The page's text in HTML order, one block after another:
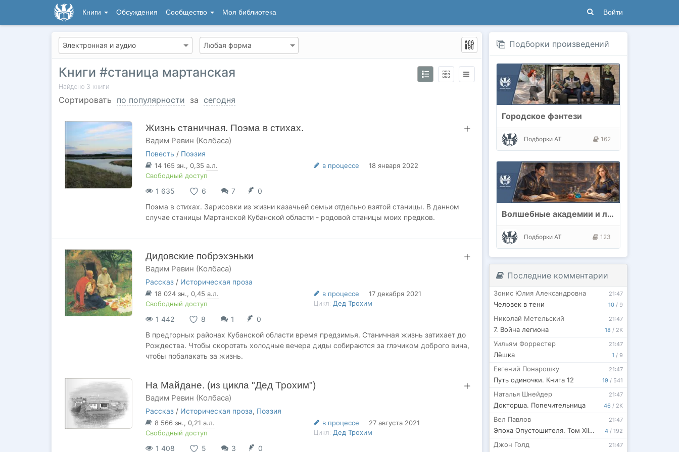
Книги Обсуждения Сообщество Моя библиотека Войти
Книги #станица мартанская
Найдено 3 книги
Сортировать по популярности за сегодня
Жизнь станичная. Поэма в стихах.
Вадим Ревин (Колбаса)
Повесть / Поэзия
14 165 зн., 0,35 а.л.
Свободный доступ
в процессе 18 января 2022
1 635 6 7
0
Поэма в стихах. Зарисовки из жизни казачьей семьи отдельно взятой станицы. В данном
случае станицы Мартанской Кубанской области - родовой станицы моих предков.
Дидовские побрэхэньки
Вадим Ревин (Колбаса)
Рассказ / Историческая проза
18 024 зн., 0,45 а.л.
Свободный доступ
в процессе
17 декабря 2021
Цикл: Дед Трохим
1 442 8 1
0
В предгорных районах Кубанской области время предзимья. Станичная жизнь затихает до
Рождества. Чтобы скоротать холодные вечера диды собираются за глэчиком доброго вина,
чтобы побалакать за жизнь.
На Майдане. (из цикла "Дед Трохим")
Вадим Ревин (Колбаса)
Рассказ / Историческая проза, Поэзия
8 566 зн., 0,21 а.л.
Свободный доступ
в процессе
27 августа 2021
Цикл: Дед Трохим
1 408 5 3 0
Подборки произведений
Городское фэнтези
Подборки АТ 162
Волшебные академии и любовь
Подборки АТ 123
Последние комментарии
10 / 9
21:47
Зонис Юлия Александровна
Человек в тени
18 / 2K
21:47
Николай Метельский
7. Война легиона
1 / 9
21:47
Уильям Форрестер
Лёшка
19 / 541
21:47
Евгений Понарошку
Путь одиночки. Книга 12
46 / 2K
21:47
Наталья Шнейдер
Докторша. Попечительница
4 / 192
21:47
Вел Павлов
Эпоха Опустошителя. Том XII — Часть III
21:47
Джон Голд